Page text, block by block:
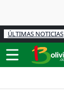
ÚLTIMAS NOTICIAS